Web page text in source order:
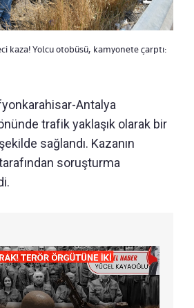
kaza! Yolcu otobüsü, kamyonete çarptı:
Antalya
trafik yaklaşık olarak bir
sağlandı. Kazanın
tarafından soruşturma